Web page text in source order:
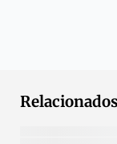
Relacionados